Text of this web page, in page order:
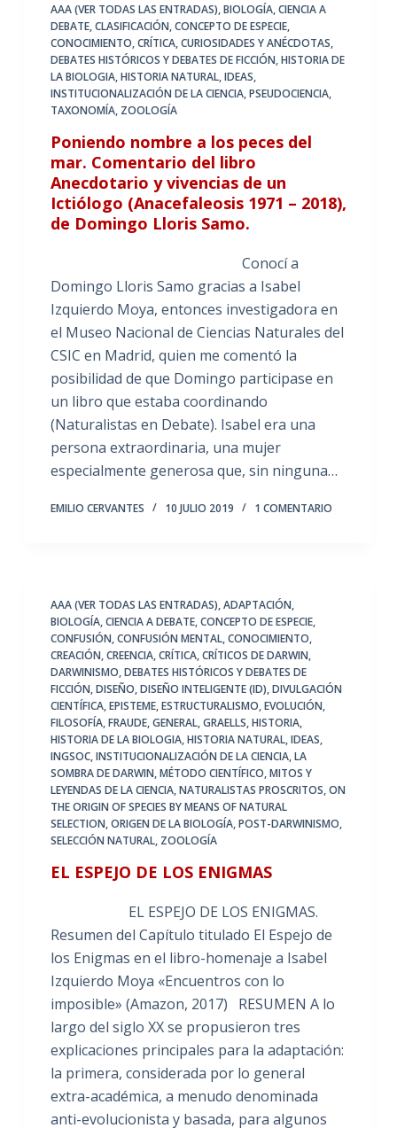
AAA (VER TODAS LAS ENTRADAS),BIOLOGÍA,CIENCIA A
DEBATE,CLASIFICACIÓN,CONCEPTO DE ESPECIE,
CONOCIMIENTO,CRÍTICA,CURIOSIDADES Y ANÉCDOTAS,
DEBATES HISTÓRICOS Y DEBATES DE FICCIÓN,HISTORIA DE
LA BIOLOGIA,HISTORIA NATURAL,IDEAS,
INSTITUCIONALIZACIÓN DE LA CIENCIA,PSEUDOCIENCIA,
TAXONOMÍA, ZOOLOGÍA
Poniendo nombre a los peces del
mar. Comentario del libro
Anecdotario y vivencias de un
Ictiólogo (Anacefaleosis 1971 – 2018),
de Domingo Lloris Samo.
Conocí a
Domingo Lloris Samo gracias a Isabel
Izquierdo Moya, entonces investigadora en
el Museo Nacional de Ciencias Naturales del
CSIC en Madrid, quien me comentó la
posibilidad de que Domingo participase en
un libro que estaba coordinando
(Naturalistas en Debate). Isabel era una
persona extraordinaria, una mujer
especialmente generosa que, sin ninguna…
EMILIO CERVANTES 10 JULIO 2019 1 COMENTARIO
AAA (VER TODAS LAS ENTRADAS),ADAPTACIÓN,
BIOLOGÍA,CIENCIA A DEBATE,CONCEPTO DE ESPECIE,
CONFUSIÓN,CONFUSIÓN MENTAL,CONOCIMIENTO,
CREACIÓN,CREENCIA,CRÍTICA,CRÍTICOS DE DARWIN,
DARWINISMO,DEBATES HISTÓRICOS Y DEBATES DE
FICCIÓN,DISEÑO,DISEÑO INTELIGENTE (ID),DIVULGACIÓN
CIENTÍFICA,EPISTEME,ESTRUCTURALISMO,EVOLUCIÓN,
FILOSOFÍA,FRAUDE,GENERAL,GRAELLS,HISTORIA,
HISTORIA DE LA BIOLOGIA,HISTORIA NATURAL,IDEAS,
INGSOC,INSTITUCIONALIZACIÓN DE LA CIENCIA,LA
SOMBRA DE DARWIN,MÉTODO CIENTÍFICO,MITOS Y
LEYENDAS DE LA CIENCIA,NATURALISTAS PROSCRITOS,ON
THE ORIGIN OF SPECIES BY MEANS OF NATURAL
SELECTION,ORIGEN DE LA BIOLOGÍA,POST-DARWINISMO,
SELECCIÓN NATURAL, ZOOLOGÍA
EL ESPEJO DE LOS ENIGMAS
EL ESPEJO DE LOS ENIGMAS.
Resumen del Capítulo titulado El Espejo de
los Enigmas en el libro-homenaje a Isabel
Izquierdo Moya «Encuentros con lo
imposible» (Amazon, 2017) RESUMEN A lo
largo del siglo XX se propusieron tres
explicaciones principales para la adaptación:
la primera, considerada por lo general
extra-académica, a menudo denominada
anti-evolucionista y basada, para algunos